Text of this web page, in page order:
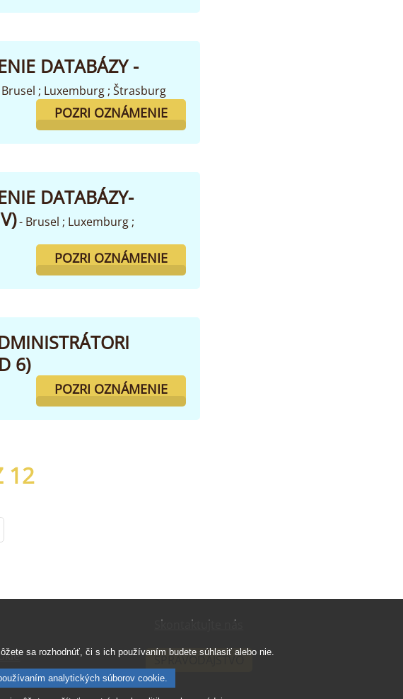
sa rozhodnúť, či s ich používaním budete súhlasiť alebo nie.
analytických súborov cookie.
DATABÁZY -
; Luxemburg ; Štrasburg
POZRI OZNÁMENIE
DATABÁZY-
- Brusel ; Luxemburg ;
POZRI OZNÁMENIE
6)
POZRI OZNÁMENIE
12
Skontaktujte nás
SPRAVODAJSTVO